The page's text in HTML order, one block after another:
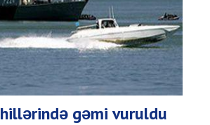
gəmi vuruldu